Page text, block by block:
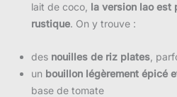
lait de coco, la version lao est
rustique. On y trouve :
des nouilles de riz plates ,
un bouillon légèrement épicé
base de tomate